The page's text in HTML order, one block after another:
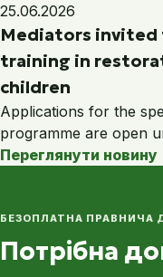
25.06.2026
Mediators invited
training in
children
Applications for the
programme are open
Переглянути новину
БЕЗОПЛАТНА ПРАВНИЧА
Потрібна